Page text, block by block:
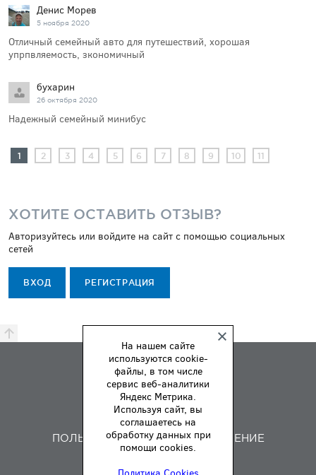
5 ноября 2020
Денис Морев
Отличный семейный авто для путешествий, хорошая
упрпвляемость, зкономичный
26 октября 2020
бухарин
Надежный семейный минибус
1 2 3 4 5 6 7 8 9 10 11
ХОТИТЕ ОСТАВИТЬ ОТЗЫВ?
Авторизуйтесь или войдите на сайт с помощью социальных
сетей
ВХОД РЕГИСТРАЦИЯ
ПРЕМИЯ
ПРАВИЛА
О НАС
ОБРАТНАЯ СВЯЗЬ
ПОЛЬЗОВАТЕЛЬСКОЕ СОГЛАШЕНИЕ
На нашем сайте
используются cookie-
файлы, в том числе
сервис веб-аналитики
Яндекс Метрика.
Используя сайт, вы
соглашаетесь на
обработку данных при
помощи cookies.